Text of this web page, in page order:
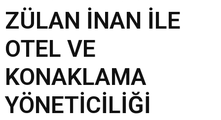
ZÜLAN İNAN İLE
OTEL VE
KONAKLAMA
YÖNETİCİLİĞİ